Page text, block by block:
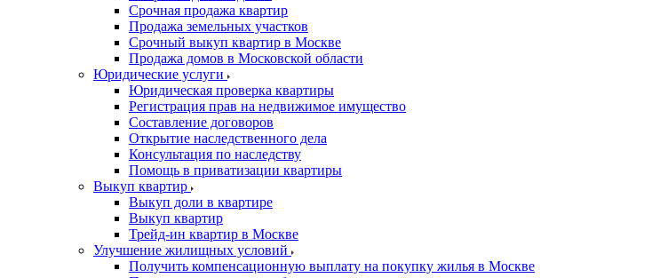
Срочная продажа квартир
Продажа земельных участков
Срочный выкуп квартир в Москве
Продажа домов в Московской области
Юридические услуги
Юридическая проверка квартиры
Регистрация прав на недвижимое имущество
Составление договоров
Открытие наследственного дела
Консультация по наследству
Помощь в приватизации квартиры
Выкуп квартир
Выкуп доли в квартире
Выкуп квартир
Трейд-ин квартир в Москве
Улучшение жилищных условий
Получить компенсационную выплату на покупку жилья в Москве